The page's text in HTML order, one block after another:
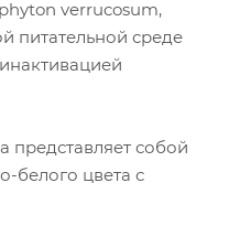
verrucosum,
питательной среде
представляет собой
белого цвета с